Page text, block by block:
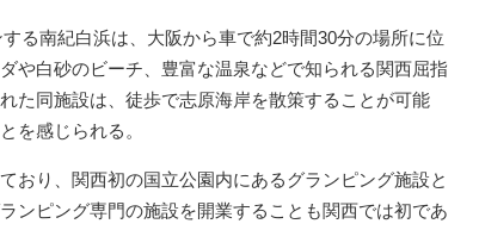
る南紀白浜は、大阪から車で約2時間30分の場所に位
や白砂のビーチ、豊富な温泉などで知られる関西屈指
た同施設は、徒歩で志原海岸を散策することが可能
を感じられる。
おり、関西初の国立公園内にあるグランピング施設と
ンピング専門の施設を開業することも関西では初であ